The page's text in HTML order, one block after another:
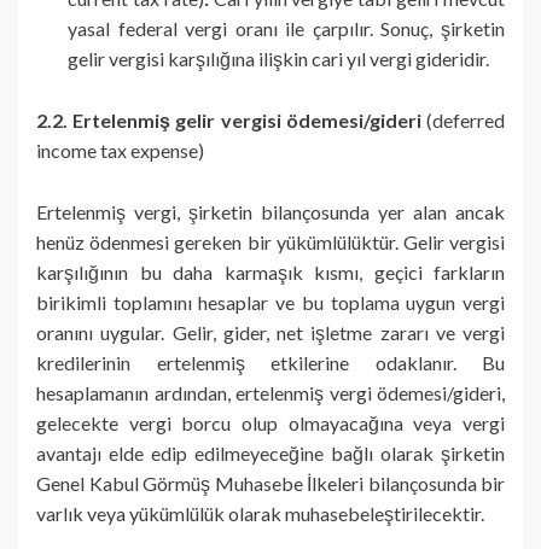
yasal federal vergi oranı ile çarpılır. Sonuç, şirketin
gelir vergisi karşılığına ilişkin cari yıl vergi gideridir.
2.2. Ertelenmiş gelir vergisi ödemesi/gideri(deferred
income tax expense)
Ertelenmiş vergi, şirketin bilançosunda yer alan ancak
henüz ödenmesi gereken bir yükümlülüktür. Gelir vergisi
karşılığının bu daha karmaşık kısmı, geçici farkların
birikimli toplamını hesaplar ve bu toplama uygun vergi
oranını uygular. Gelir, gider, net işletme zararı ve vergi
kredilerinin ertelenmiş etkilerine odaklanır. Bu
hesaplamanın ardından, ertelenmiş vergi ödemesi/gideri,
gelecekte vergi borcu olup olmayacağına veya vergi
avantajı elde edip edilmeyeceğine bağlı olarak şirketin
Genel Kabul Görmüş Muhasebe İlkeleri bilançosunda bir
varlık veya yükümlülük olarak muhasebeleştirilecektir.